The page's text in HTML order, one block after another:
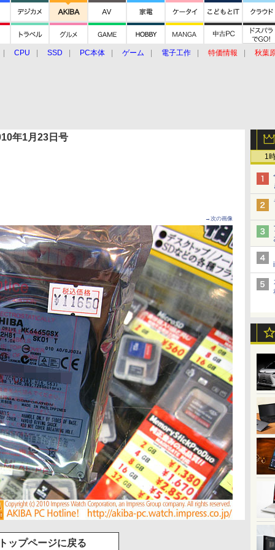
CPU SSD PC本体 ゲーム 電子工作 特価情報
秋葉
1
年1月23日号
→次の画像
ップページに戻る